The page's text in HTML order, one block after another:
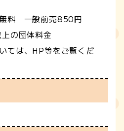
一般前売850円
の団体料金
ては、HP等をご覧くだ